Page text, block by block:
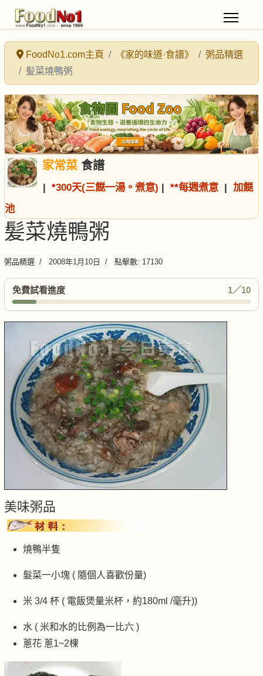
FoodNo1.com主頁 《家的味道·食譜》
粥品精選
髪菜燒鴨粥
家常菜食譜
| *300天(三餸一湯。煮意) | **每週煮意 | 加餸
池
髪菜燒鴨粥
粥品精選 2008年1月10日 點擊數: 17130
免費試看進度 1／10
美味粥品
燒鴨半隻
髮菜一小塊 ( 隨個人喜歡份量)
米 3/4 杯 ( 電飯煲量米杯，約180ml /毫升))
水 ( 米和水的比例為一比六 )
蔥花 蔥1~2棵